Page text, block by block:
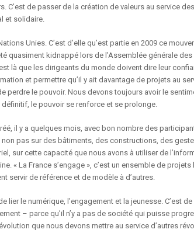
C’est de passer de la création de valeurs au service
et solidaire.
Unies. C’est d’elle qu’est partie en 2009 ce
quasiment kidnappé lors de l’Assemblée générale des
là que les dirigeants du monde doivent dire leur
et permettre qu’il y ait davantage de projets au
perdre le pouvoir. Nous devons toujours avoir le
le pouvoir se renforce et se prolonge.
il y a quelques mois, avec bon nombre des
pas sur des bâtiments, des constructions, des
sur cette capacité que nous avons à utiliser de
« La France s’engage », c’est un ensemble de
servir de référence et de modèle à d’autres.
lier le numérique, l’engagement et la jeunesse. C’est
– parce qu’il n’y a pas de société qui puisse
que nous devons mettre au service d’autres